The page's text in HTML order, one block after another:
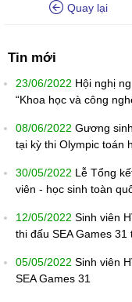
Quay lại
Tin mới
23/06/2022 Hội nghị
“Khoa học và công
08/06/2022 Gương
tại kỳ thi Olympic toán
30/05/2022 Lễ Tổng
viên - học sinh toàn
12/05/2022 Sinh viên
thi đấu SEA Games 31
05/05/2022 Sinh viên
SEA Games 31